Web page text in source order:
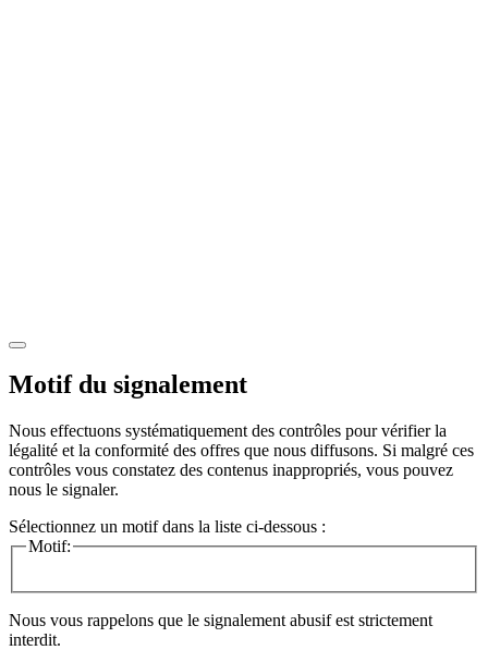
Motif du signalement
Nous effectuons systématiquement des contrôles pour vérifier la
légalité et la conformité des offres que nous diffusons. Si malgré ces
contrôles vous constatez des contenus inappropriés, vous pouvez
nous le signaler.
Sélectionnez un motif dans la liste ci-dessous :
Motif:
Nous vous rappelons que le signalement abusif est strictement
interdit.